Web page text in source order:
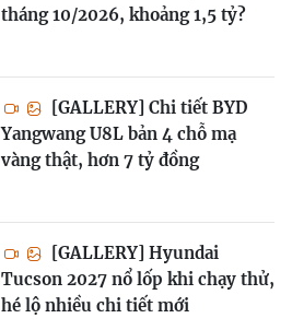
tháng 10/2026, khoảng 1,5 tỷ?
[GALLERY] Chi tiết BYD
Yangwang U8L bản 4 chỗ mạ
vàng thật, hơn 7 tỷ đồng
[GALLERY] Hyundai
Tucson 2027 nổ lốp khi chạy thử,
hé lộ nhiều chi tiết mới